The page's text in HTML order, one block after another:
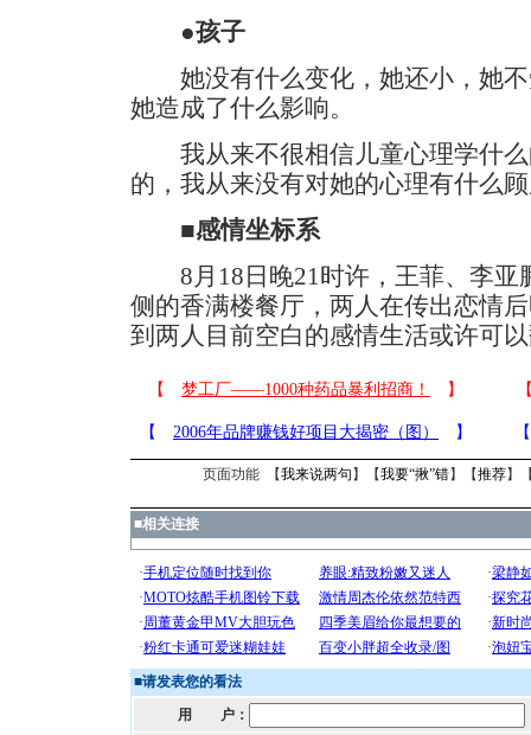
●孩子
她没有什么变化，她还小，她不
她造成了什么影响。
我从来不很相信儿童心理学什么
的，我从来没有对她的心理有什么
■感情坐标系
8月18日晚21时许，王菲、李亚
侧的香满楼餐厅，两人在传出恋情
到两人目前空白的感情生活或许可
页面功能 【我来说两句 】【我要“揪”错】【推荐】
■相关连接
■请发表您的看法
用 户：